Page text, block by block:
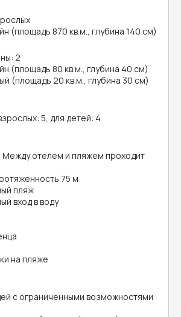
(площадь 870 кв.м., глубина 140 см)
2
(площадь 80 кв.м., глубина 40 см)
(площадь 20 кв.м., глубина 30 см)
5, для детей: 4
Между отелем и пляжем проходит
75 м
пляж
вход в воду
на пляже
с ограниченными возможностями